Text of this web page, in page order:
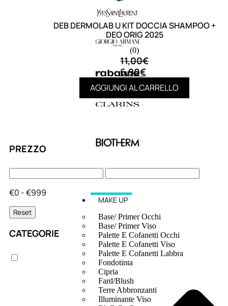
MAKE UP
Base/ Primer Occhi
Base/ Primer Viso
Palette E Cofanetti Occhi
Palette E Cofanetti Viso
Palette E Cofanetti Labbra
Fondotinta
Cipria
Fard/Blush
Terre Abbronzanti
Illuminante Viso
PREZZO
€0 - €999
Reset
CATEGORIE
DEB DERMOLAB U KIT DOCCIA SHAMPOO +
DEO ORIG 2025
(0)
11,00€
6,90€
AGGIUNGI AL CARRELLO